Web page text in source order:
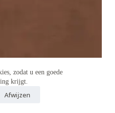
zodat u een goede
krijgt.
Afwijzen